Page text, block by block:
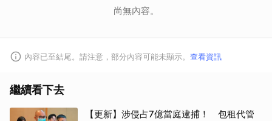
尚無內容。
內容已至結尾。請注意，部分內容可能未顯示。 查看資訊
繼續看下去
【更新】涉侵占7億當庭逮捕！ 包租代管